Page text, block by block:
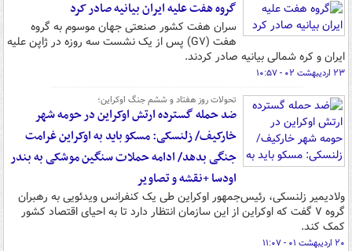
گروه هفت علیه ایران بیانیه صادر کرد
سران هفت کشور صنعتی جهان موسوم به گروه
هفت (G۷) پس از یک نشست سه روزه در ژاپن علیه
ایران و کره شمالی بیانیه صادر کردند.
۲۳ اردیبهشت ۰۲ - ۱۰:۵۷
تحولات روز هفتاد و ششم جنگ اوکراین؛
ضد حمله گسترده ارتش اوکراین در حومه شهر
خارکیف/ زلنسکی: مسکو باید به اوکراین غرامت
جنگی بدهد/ ادامه حملات سنگین موشکی به بندر
اودسا +نقشه و تصاویر
ولادیمیر زلنسکی، رئیس‌جمهور اوکراین طی یک کنفرانس ویدئویی به رهبران
گروه ۷ گفت که اوکراین از این سازمان انتظار دارد تا به احیای اقتصاد کشور
کمک کند.
۲۰ اردیبهشت ۰۱ - ۱۱:۰۷